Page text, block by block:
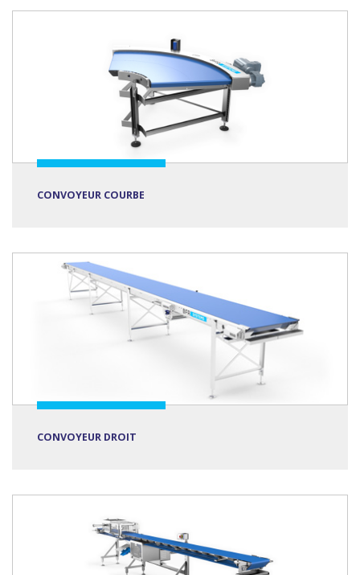
CONVOYEUR COURBE
CONVOYEUR DROIT